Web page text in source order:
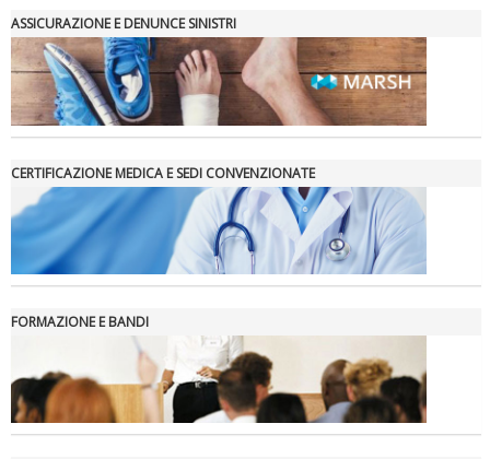
ASSICURAZIONE E DENUNCE SINISTRI
CERTIFICAZIONE MEDICA E SEDI CONVENZIONATE
FORMAZIONE E BANDI